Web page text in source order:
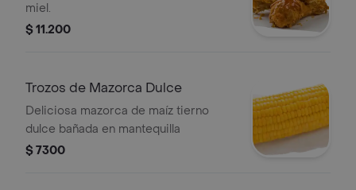
miel.
$ 11.200
Trozos de Mazorca Dulce
Deliciosa mazorca de maíz tierno
dulce bañada en mantequilla
$ 7300